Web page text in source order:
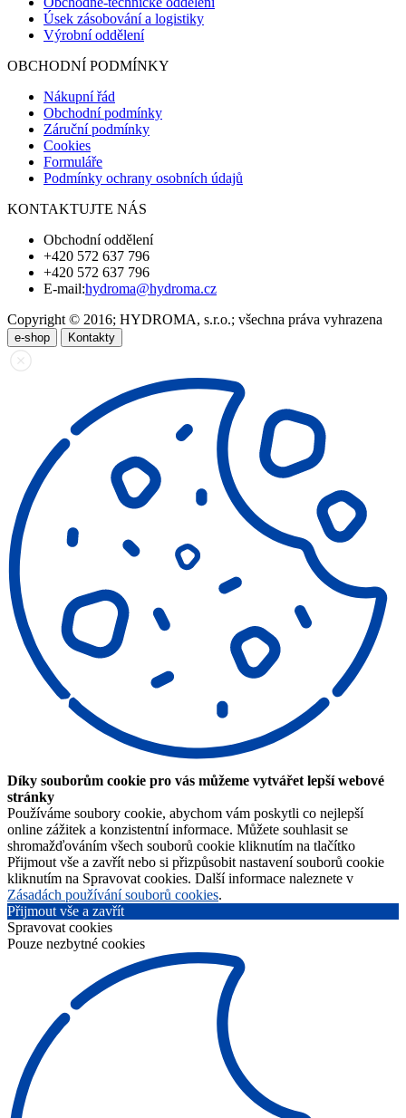
Úsek zásobování a logistiky
Výrobní oddělení
OBCHODNÍ PODMÍNKY
Nákupní řád
Obchodní podmínky
Záruční podmínky
Cookies
Formuláře
Podmínky ochrany osobních údajů
KONTAKTUJTE NÁS
Obchodní oddělení
+420 572 637 796
+420 572 637 796
E-mail:hydroma@hydroma.cz
Copyright © 2016; HYDROMA, s.r.o.; všechna práva vyhrazena
e-shop Kontakty
Díky souborům cookie pro vás můžeme vytvářet lepší webové
stránky
Používáme soubory cookie, abychom vám poskytli co nejlepší
online zážitek a konzistentní informace. Můžete souhlasit se
shromažďováním všech souborů cookie kliknutím na tlačítko
Přijmout vše a zavřít nebo si přizpůsobit nastavení souborů cookie
kliknutím na Spravovat cookies. Další informace naleznete v
Zásadách používání souborů cookies.
Přijmout vše a zavřít
Spravovat cookies
Pouze nezbytné cookies